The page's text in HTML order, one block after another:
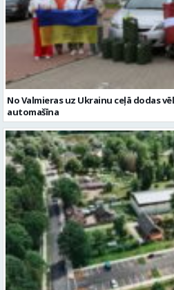
No Valmieras uz Ukrainu ceļā dodas
automašīna
Noslēgusies Semināra ielas pārbūve
Valmierā